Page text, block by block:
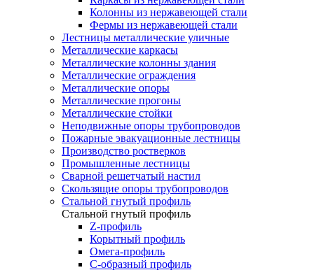
Колонны из нержавеющей стали
Фермы из нержавеющей стали
Лестницы металлические уличные
Металлические каркасы
Металлические колонны здания
Металлические ограждения
Металлические опоры
Металлические прогоны
Металлические стойки
Неподвижные опоры трубопроводов
Пожарные эвакуационные лестницы
Производство ростверков
Промышленные лестницы
Сварной решетчатый настил
Скользящие опоры трубопроводов
Стальной гнутый профиль
Стальной гнутый профиль
Z-профиль
Корытный профиль
Омега-профиль
С-образный профиль